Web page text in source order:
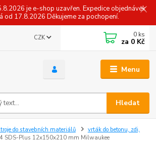
je e-shop uzavřen. Expedice objednávek
od 17.8.2026 Děkujeme za pochopení.
Menu
CZK
Hledat
0 ks
za 0 Kč
do stavebních materiálů
vrták do betonu, zdi,
SDS-Plus 12x150x210 mm Milwaukee